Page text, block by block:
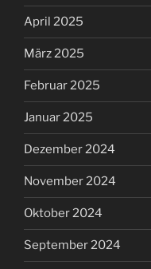
April 2025
März 2025
Februar 2025
Januar 2025
Dezember 2024
November 2024
Oktober 2024
September 2024